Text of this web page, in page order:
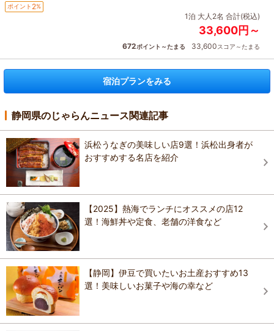
ポイント 2%
1泊 大人2名 合計(税込)
33,600円～
672ポイント～たまる 33,600スコア～たまる
宿泊プランをみる
静岡県のじゃらんニュース関連記事
浜松うなぎの美味しい店9選！浜松出身者が
おすすめする名店を紹介
【2025】熱海でランチにオススメの店12
選！海鮮丼や定食、老舗の洋食など
【静岡】伊豆で買いたいお土産おすすめ13
選！美味しいお菓子や海の幸など